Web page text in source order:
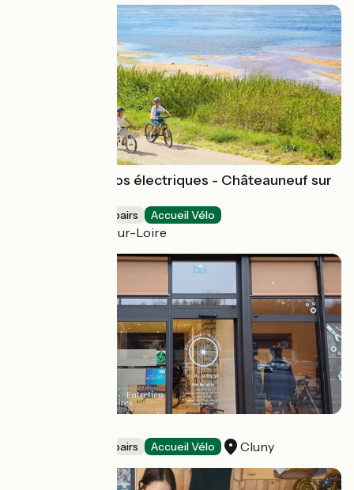
Location de Vélos électriques - Châteauneuf sur
Bicycle rentals/ repairs Accueil Vélo
Châteauneuf-sur-Loire
Bicycle rentals/ repairs Accueil Vélo Cluny